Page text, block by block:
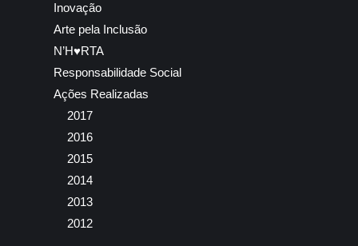
Inovação
Arte pela Inclusão
N’H♥RTA
Responsabilidade Social
Ações Realizadas
2017
2016
2015
2014
2013
2012